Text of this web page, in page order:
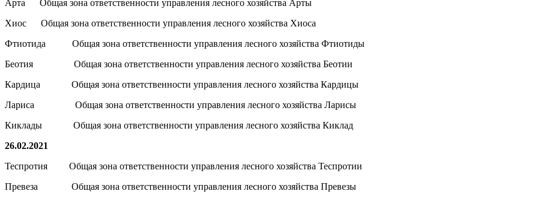
Арта Общая зона ответственности управления лесного хозяйства Арты
Хиос Общая зона ответственности управления лесного хозяйства Хиоса
Фтиотида Общая зона ответственности управления лесного хозяйства Фтиотиды
Беотия Общая зона ответственности управления лесного хозяйства Беотии
Кардица Общая зона ответственности управления лесного хозяйства Кардицы
Лариса Общая зона ответственности управления лесного хозяйства Ларисы
Киклады Общая зона ответственности управления лесного хозяйства Киклад
26.02.2021
Теспротия Общая зона ответственности управления лесного хозяйства Теспротии
Превеза Общая зона ответственности управления лесного хозяйства Превезы